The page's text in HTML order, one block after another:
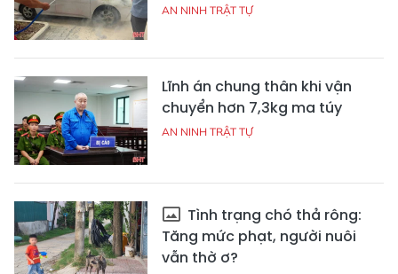
AN NINH TRẬT TỰ
Lĩnh án chung thân khi vận
chuyển hơn 7,3kg ma túy
AN NINH TRẬT TỰ
Tình trạng chó thả rông:
Tăng mức phạt, người nuôi
vẫn thờ ơ?